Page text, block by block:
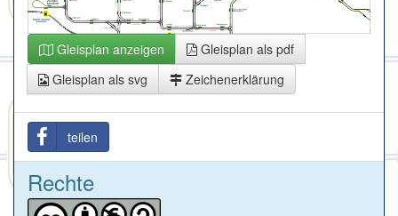
Gleisplan anzeigen
Gleisplan als pdf
Gleisplan als svg
Zeichenerklärung
teilen
Rechte